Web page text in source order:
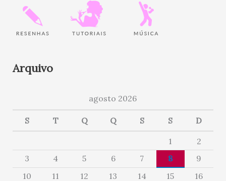
Arquivo
agosto 2026
S T Q Q S S D
1
2
3
4 5 6 7 8
9
10
11 12 13 14 15
16